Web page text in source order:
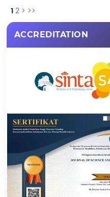
1 2 > >>
ACCREDITATION